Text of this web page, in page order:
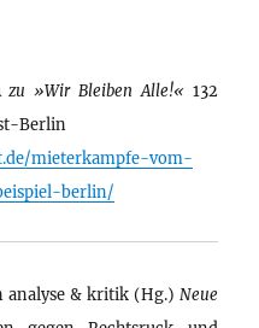
zu »Wir Bleiben Alle!« 132
Berlin
mieterkampfe-vom-
berlin/
analyse & kritik (Hg.) Neue